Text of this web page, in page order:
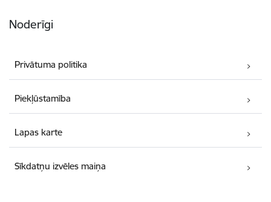
Noderīgi
Privātuma politika
Piekļūstamība
Lapas karte
Sīkdatņu izvēles maiņa